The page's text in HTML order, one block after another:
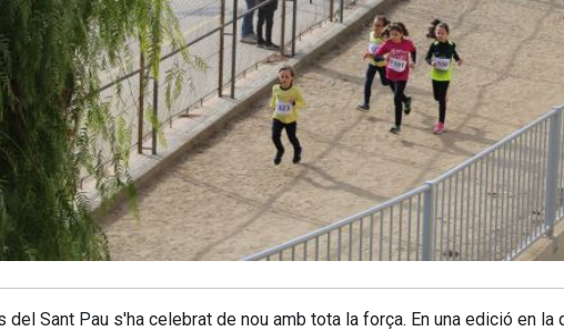
del Sant Pau s'ha celebrat de nou amb tota la força. En una edició en